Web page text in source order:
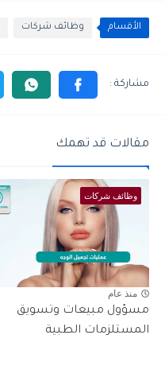
الأقسام وظائف شركات
مقالات قد تهمك
وظائف شركات
منذ عام
مسؤول مبيعات وتسويق
المستلزمات الطبية